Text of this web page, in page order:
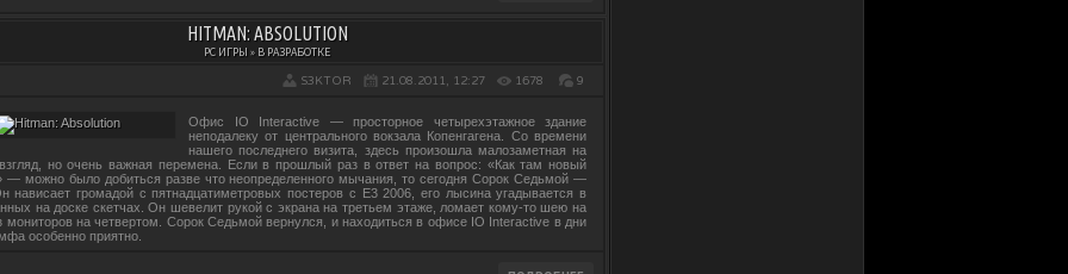
HITMAN: ABSOLUTION
PC ИГРЫ » В РАЗРАБОТКЕ
S3KTOR 21.08.2011, 12:27 1678 9
Офис IO Interactive — просторное четырехэтажное здание
неподалеку от центрального вокзала Копенгагена. Со времени
нашего последнего визита, здесь произошла малозаметная на
но очень важная перемена. Если в прошлый раз в ответ на вопрос: «Как там новый
— можно было добиться разве что неопределенного мычания, то сегодня Сорок Седьмой —
нависает громадой с пятнадцатиметровых постеров с Е3 2006, его лысина угадывается в
на доске скетчах. Он шевелит рукой с экрана на третьем этаже, ломает кому-то шею на
мониторов на четвертом. Сорок Седьмой вернулся, и находиться в офисе IO Interactive в дни
особенно приятно.